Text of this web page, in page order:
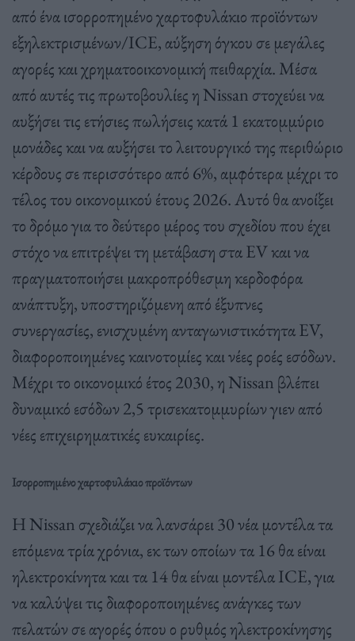
από ένα ισορροπημένο χαρτοφυλάκιο προϊόντων
εξηλεκτρισμένων/ICE, αύξηση όγκου σε μεγάλες
αγορές και χρηματοοικονομική πειθαρχία. Μέσα
από αυτές τις πρωτοβουλίες η Nissan στοχεύει να
αυξήσει τις ετήσιες πωλήσεις κατά 1 εκατομμύριο
μονάδες και να αυξήσει το λειτουργικό της περιθώριο
κέρδους σε περισσότερο από 6%, αμφότερα μέχρι το
τέλος του οικονομικού έτους 2026. Αυτό θα ανοίξει
το δρόμο για το δεύτερο μέρος του σχεδίου που έχει
στόχο να επιτρέψει τη μετάβαση στα EV και να
πραγματοποιήσει μακροπρόθεσμη κερδοφόρα
ανάπτυξη, υποστηριζόμενη από έξυπνες
συνεργασίες, ενισχυμένη ανταγωνιστικότητα EV,
διαφοροποιημένες καινοτομίες και νέες ροές εσόδων.
Μέχρι το οικονομικό έτος 2030, η Nissan βλέπει
δυναμικό εσόδων 2,5 τρισεκατομμυρίων γιεν από
νέες επιχειρηματικές ευκαιρίες.
Ισορροπημένο χαρτοφυλάκιο προϊόντων
Η Nissan σχεδιάζει να λανσάρει 30 νέα μοντέλα τα
επόμενα τρία χρόνια, εκ των οποίων τα 16 θα είναι
ηλεκτροκίνητα και τα 14 θα είναι μοντέλα ICE, για
να καλύψει τις διαφοροποιημένες ανάγκες των
πελατών σε αγορές όπου ο ρυθμός ηλεκτροκίνησης